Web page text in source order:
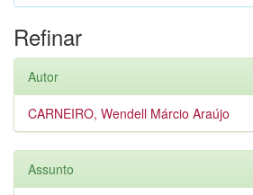
Refinar
Autor
CARNEIRO, Wendell Márcio Araújo
Assunto